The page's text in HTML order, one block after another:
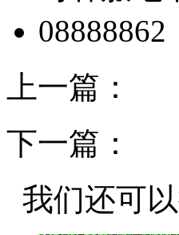
上一篇：
下一篇：
我们还可